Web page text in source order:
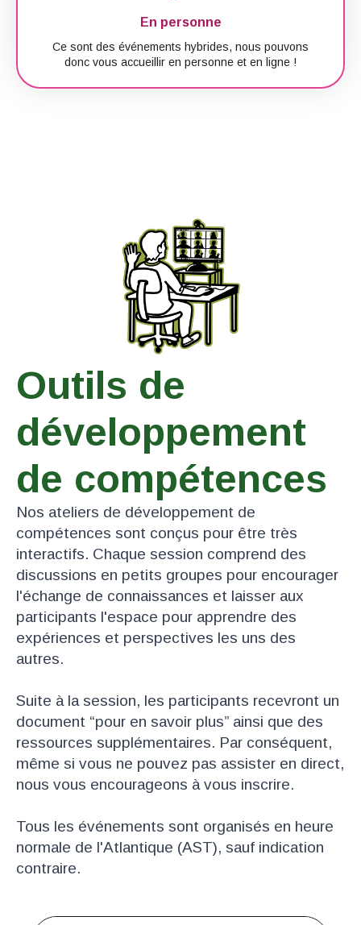
En personne
Ce sont des événements hybrides, nous pouvons
donc vous accueillir en personne et en ligne !
Outils de
développement
de compétences
Nos ateliers de développement de
compétences sont conçus pour être très
interactifs. Chaque session comprend des
discussions en petits groupes pour encourager
l'échange de connaissances et laisser aux
participants l'espace pour apprendre des
expériences et perspectives les uns des
autres.
Suite à la session, les participants recevront un
document “pour en savoir plus” ainsi que des
ressources supplémentaires. Par conséquent,
même si vous ne pouvez pas assister en direct,
nous vous encourageons à vous inscrire.
Tous les événements sont organisés en heure
normale de l'Atlantique (AST), sauf indication
contraire.